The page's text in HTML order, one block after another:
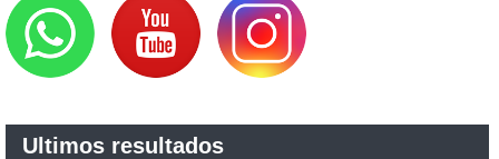
Ultimos resultados